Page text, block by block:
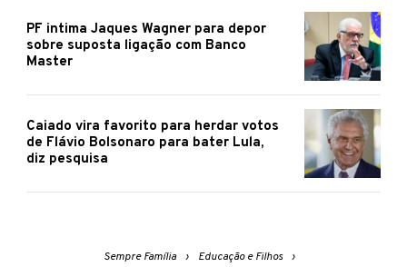
PF intima Jaques Wagner para depor
sobre suposta ligação com Banco
Master
Caiado vira favorito para herdar votos
de Flávio Bolsonaro para bater Lula,
diz pesquisa
Sempre Família
Educação e Filhos